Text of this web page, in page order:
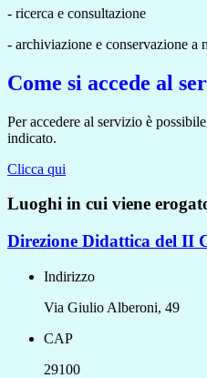
- ricerca e consultazione
- archiviazione e conservazione a
Come si accede al
Per accedere al servizio è
indicato.
Clicca qui
Luoghi in cui viene
Direzione Didattica del II
Indirizzo
Via Giulio Alberoni, 49
CAP
29100